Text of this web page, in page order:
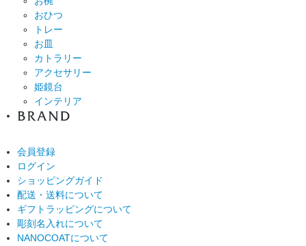
おひつ
トレー
お皿
カトラリー
アクセサリー
姫鏡台
インテリア
会員登録
ログイン
ショッピングガイド
配送・送料について
ギフトラッピングについて
彫刻名入れについて
NANOCOATについて